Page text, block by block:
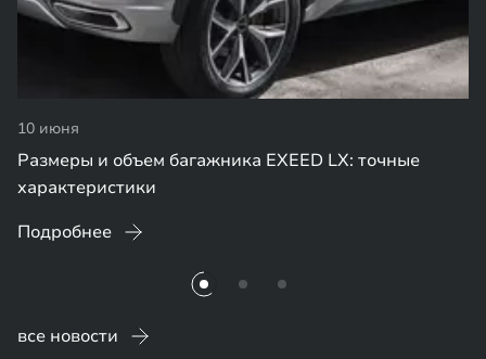
10 июня
Размеры и объем багажника EXEED LX: точные
характеристики
Подробнее
все новости